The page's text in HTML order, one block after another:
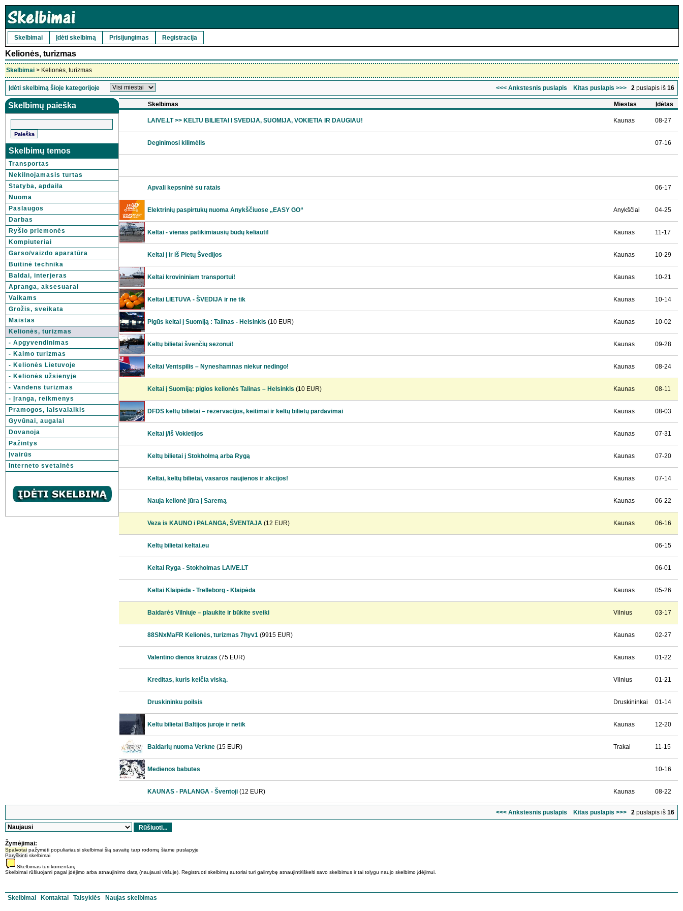
Skelbimai Įdėti skelbimą Prisijungimas Registracija
Kelionės, turizmas
Skelbimai > Kelionės, turizmas
Įdėti skelbimą šioje kategorijoje <<< Ankstesnis puslapis Kitas puslapis >>> 2 puslapis iš 16
Skelbimų paieška
Skelbimų temos
Transportas
Nekilnojamasis turtas
Statyba, apdaila
Nuoma
Paslaugos
Darbas
Ryšio priemonės
Kompiuteriai
Garso/vaizdo aparatūra
Buitinė technika
Baldai, interjeras
Apranga, aksesuarai
Vaikams
Grožis, sveikata
Maistas
Kelionės, turizmas
- Apgyvendinimas
- Kaimo turizmas
- Kelionės Lietuvoje
- Kelionės užsienyje
- Vandens turizmas
- Įranga, reikmenys
Pramogos, laisvalaikis
Gyvūnai, augalai
Dovanoja
Pažintys
Įvairūs
Interneto svetainės
Skelbimas Miestas Įdėtas
LAIVE.LT >> KELTU BILIETAI I SVEDIJA, SUOMIJA, VOKIETIA IR DAUGIAU! Kaunas 08-27
Deginimosi kilimėlis 07-16
Apvali kepsninė su ratais 06-17
Elektrinių paspirtukų nuoma Anykščiuose „EASY GO“ Anykščiai 04-25
Keltai - vienas patikimiausių būdų keliauti! Kaunas 11-17
Keltai į ir iš Pietų Švedijos Kaunas 10-29
Keltai krovininiam transportui! Kaunas 10-21
Keltai LIETUVA - ŠVEDIJA ir ne tik Kaunas 10-14
Pigūs keltai į Suomiją : Talinas - Helsinkis (10 EUR) Kaunas 10-02
Keltų bilietai švenčių sezonui! Kaunas 09-28
Keltai Ventspilis – Nyneshamnas niekur nedingo! Kaunas 08-24
Keltai į Suomiją: pigios kelionės Talinas – Helsinkis (10 EUR) Kaunas 08-11
DFDS keltų bilietai – rezervacijos, keitimai ir keltų bilietų pardavimai Kaunas 08-03
Keltai į/iš Vokietijos Kaunas 07-31
Keltų bilietai į Stokholmą arba Rygą Kaunas 07-20
Keltai, keltų bilietai, vasaros naujienos ir akcijos! Kaunas 07-14
Nauja kelionė jūra į Saremą Kaunas 06-22
Veza is KAUNO i PALANGA, ŠVENTAJA (12 EUR) Kaunas 06-16
Keltų bilietai keltai.eu 06-15
Keltai Ryga - Stokholmas LAIVE.LT 06-01
Keltai Klaipėda - Trelleborg - Klaipėda Kaunas 05-26
Baidarės Vilniuje – plaukite ir būkite sveiki Vilnius 03-17
88SNxMaFR Kelionės, turizmas 7hyv1 (9915 EUR) Kaunas 02-27
Valentino dienos kruizas (75 EUR) Kaunas 01-22
Kreditas, kuris keičia viską. Vilnius 01-21
Druskininku poilsis Druskininkai 01-14
Keltu bilietai Baltijos juroje ir netik Kaunas 12-20
Baidarių nuoma Verkne (15 EUR) Trakai 11-15
Medienos babutes 10-16
KAUNAS - PALANGA - Šventoji (12 EUR) Kaunas 08-22
<<< Ankstesnis puslapis Kitas puslapis >>> 2 puslapis iš 16
Žymėjimai:
Spalvotai pažymėti populiariausi skelbimai šią savaitę tarp rodomų šiame puslapyje
Paryškinti skelbimai
Skelbimas turi komentarų
Skelbimai rūšiuojami pagal įdėjimo arba atnaujinimo datą (naujausi viršuje). Registruoti skelbimų autoriai turi galimybę atnaujinti/iškelti savo skelbimus ir tai tolygu naujo skelbimo įdėjimui.
Skelbimai Kontaktai Taisyklės Naujas skelbimas